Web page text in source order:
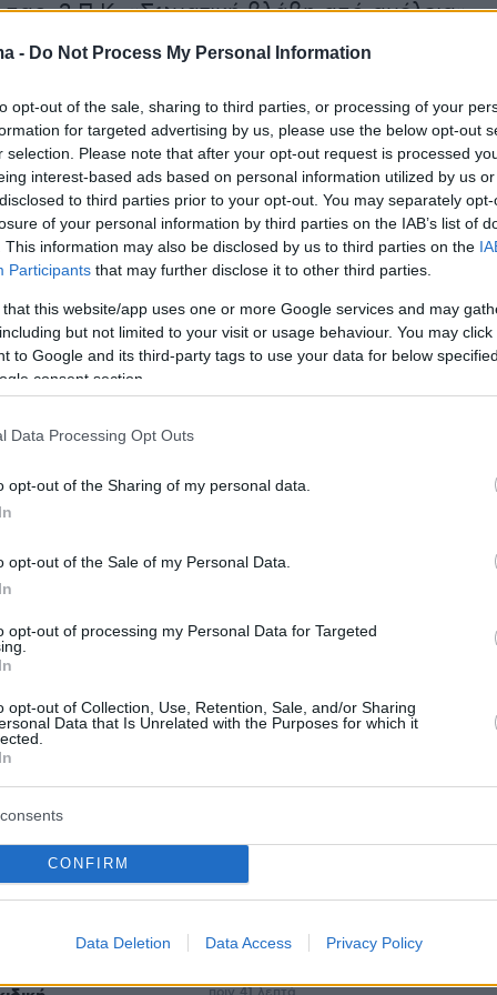
- Do Not Process My Personal Information
opt-out of the sale, sharing to third parties, or processing of your
for targeted advertising by us, please use the below opt-out
selection. Please note that after your opt-out request is processed
interest-based ads based on personal information utilized by us
to third parties prior to your opt-out. You may separately
of your personal information by third parties on the IAB’s list of
This information may also be disclosed by us to third parties on the
Participants that may further disclose it to other third parties.
that this website/app uses one or more Google services and may
but not limited to your visit or usage behaviour. You may
to Google and its third-party tags to use your data for below
consent section.
Data Processing Opt Outs
opt-out of the Sharing of my personal data.
opt-out of the Sale of my Personal Data.
opt-out of processing my Personal Data for Targeted
opt-out of Collection, Use, Retention, Sale, and/or Sharing
Data that Is Unrelated with the Purposes for which it
CONFIRM
Data Deletion Data Access Privacy Policy
2 Π.Κ. «Σωματική βλάβη από αμέλεια»,
στερούταν της απαραίτητης άδειας
απαγορευτικό απόπλου, οι αλλαγές και
δρομολογίων που ανακοίνωσε το
Πειραιά - Δείτε αναλυτικό πίνακα
του Αντώνη Σαμαρά για την κόρη του: Τη
αποχαιρετίσουμε τη Λένα μας
του Υπουργείου Υγείας για τον
στοProtothema.gr
ΕιδήσειςΔημοφιλή
BMW δεν
τον
σφαίρες
γυναίκας από
πει σ’ αγαπώ
Εβδομάδα Μόδας Κοπεγχάγης: Το
kitten heel που δεν περιμέναμε να
δούμε
πριν 28 λεπτά